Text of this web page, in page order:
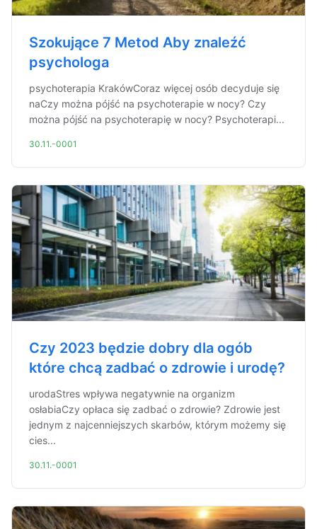
Szokujące 7 Metod Aby znaleźć
psychologa
psychoterapia KrakówCoraz więcej osób decyduje się
naCzy można pójść na psychoterapie w nocy? Czy
można pójść na psychoterapię w nocy? Psychoterapi...
30.11.-0001
Czy 2023 będzie dobry dla ogób
które chcą zadbać o zdrowie i urodę?
urodaStres wpływa negatywnie na organizm
osłabiaCzy opłaca się zadbać o zdrowie? Zdrowie jest
jednym z najcenniejszych skarbów, którym możemy się
cies...
30.11.-0001